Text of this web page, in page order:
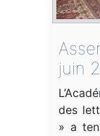
juin
des
» a